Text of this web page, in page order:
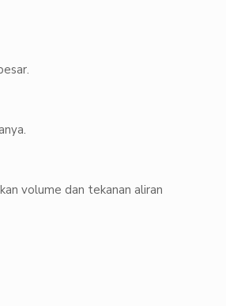
volume dan tekanan aliran